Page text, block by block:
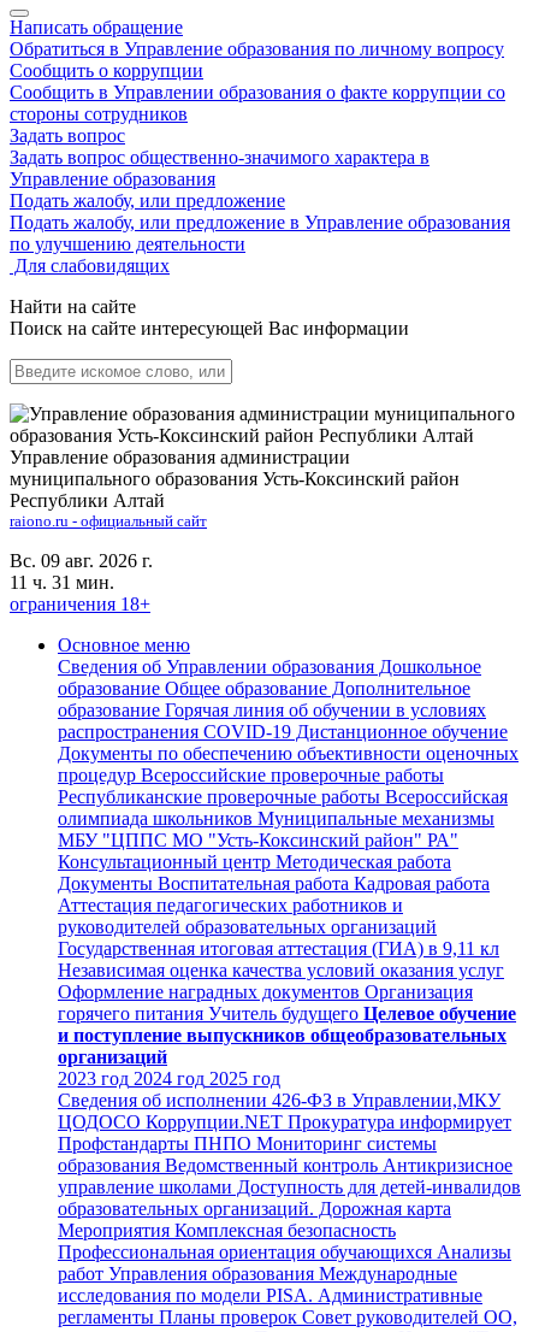
Написать обращение
Обратиться в Управление образования по личному вопросу
Сообщить о коррупции
Сообщить в Управлении образования о факте коррупции со
стороны сотрудников
Задать вопрос
Задать вопрос общественно-значимого характера в
Управление образования
Подать жалобу, или предложение
Подать жалобу, или предложение в Управление образования
по улучшению деятельности
Для слабовидящих
Найти на сайте
Поиск на сайте интересующей Вас информации
Управление образования администрации
муниципального образования Усть-Коксинский район
Республики Алтай
raiono.ru - официальный сайт
Вс. 09 авг. 2026 г.
11 ч. 31 мин.
ограничения 18+
Основное меню
Сведения об Управлении образования Дошкольное
образование Общее образование Дополнительное
образование Горячая линия об обучении в условиях
распространения COVID-19 Дистанционное обучение
Документы по обеспечению объективности оценочных
процедур Всероссийские проверочные работы
Республиканские проверочные работы Всероссийская
олимпиада школьников Муниципальные механизмы
МБУ "ЦППС МО "Усть-Коксинский район" РА"
Консультационный центр Методическая работа
Документы Воспитательная работа Кадровая работа
Аттестация педагогических работников и
руководителей образовательных организаций
Государственная итоговая аттестация (ГИА) в 9,11 кл
Независимая оценка качества условий оказания услуг
Оформление наградных документов Организация
горячего питания Учитель будущего Целевое обучение
и поступление выпускников общеобразовательных
организаций
2023 год 2024 год 2025 год
Сведения об исполнении 426-ФЗ в Управлении,МКУ
ЦОДОСО Коррупции.NET Прокуратура информирует
Профстандарты ПНПО Мониторинг системы
образования Ведомственный контроль Антикризисное
управление школами Доступность для детей-инвалидов
образовательных организаций. Дорожная карта
Мероприятия Комплексная безопасность
Профессиональная ориентация обучающихся Анализы
работ Управления образования Международные
исследования по модели PISA. Административные
регламенты Планы проверок Совет руководителей ОО,